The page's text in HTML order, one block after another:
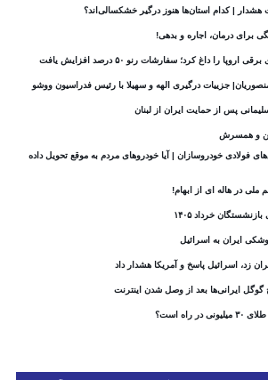
هشدار | کدام استان‌ها هنوز درگیر خشکسالی‌اند؟
برای درمان، اجاره و بدهی!
را داغ کرد؛ سفارشات رنو ۵۰ درصد افزایش یافت
جزییات درگیری الهه و سهیلا با رئیس فدراسیون ووشو
پس از حمایت ایران از لبنان
و همسرش
فولادی خودروسازان | آیا خودروهای مردم به موقع تحویل داده
خرداد ۱۴۰۵
ایران به اسرائیل
زد، اسرائیل پاسخ و آمریکا هشدار داد
گوگل ایرانی‌ها بعد از وصل شدن اینترنت
راه است؟